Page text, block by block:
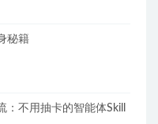
秘籍
：不用抽卡的智能体Skill